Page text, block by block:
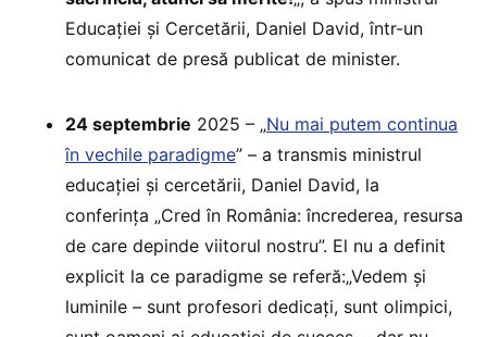
Educației și Cercetării, Daniel David, într-un
comunicat de presă publicat de minister.
24 septembrie 2025 – „Nu mai putem continua
în vechile paradigme” – a transmis ministrul
educației și cercetării, Daniel David, la
conferința „Cred în România: încrederea, resursa
de care depinde viitorul nostru”. El nu a definit
explicit la ce paradigme se referă:„Vedem și
luminile – sunt profesori dedicați, sunt olimpici,